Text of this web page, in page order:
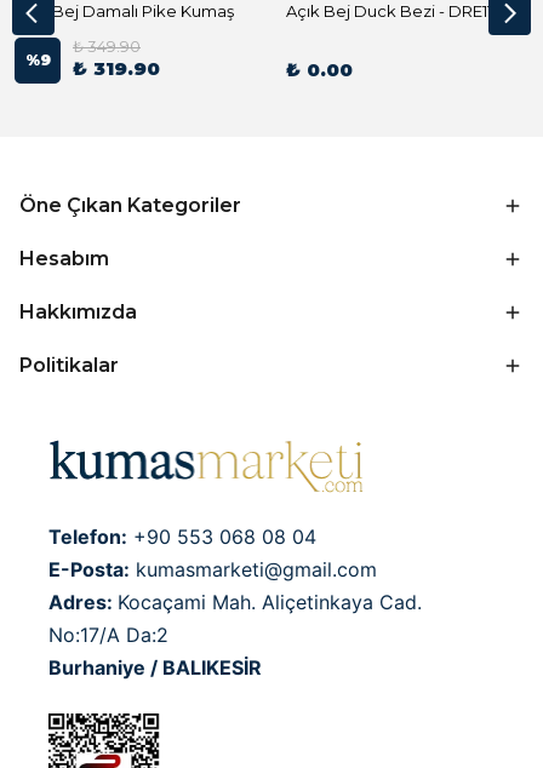
Açık Bej Damalı Pike Kumaş
%9
₺ 349.90
₺ 319.90
Açık Bej Duck Bezi - DRE1144 Kumaş Peçete
₺ 0.00
Öne Çıkan Kategoriler
Hesabım
Hakkımızda
Politikalar
Telefon: +90 553 068 08 04
E-Posta: kumasmarketi@gmail.com
Adres: Kocaçami Mah. Aliçetinkaya Cad.
No:17/A Da:2
Burhaniye / BALIKESİR